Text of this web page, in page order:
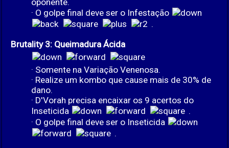
oponente.
· O golpe final deve ser o Infestação
.
Brutality 3: Queimadura Ácida
· Somente na Variação Venenosa.
· Realize um kombo que cause mais de 30% de
dano.
· D'Vorah precisa encaixar os 9 acertos do
Inseticida
.
· O golpe final deve ser o Inseticida
.